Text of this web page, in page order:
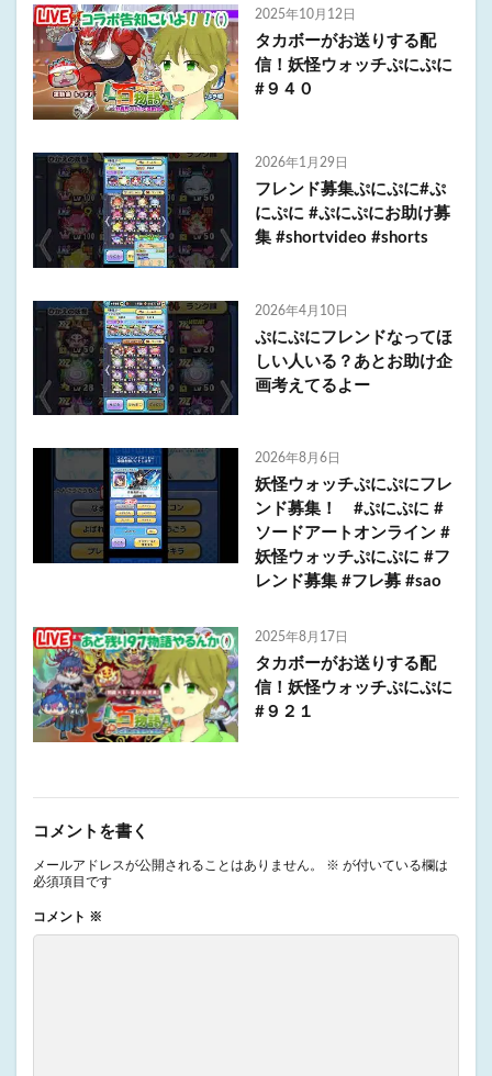
2025年10月12日
タカボーがお送りする配
信！妖怪ウォッチぷにぷに
#９４０
2026年1月29日
フレンド募集ぷにぷに#ぷ
にぷに #ぷにぷにお助け募
集 #shortvideo #shorts
2026年4月10日
ぷにぷにフレンドなってほ
しい人いる？あとお助け企
画考えてるよー
2026年8月6日
妖怪ウォッチぷにぷにフレ
ンド募集！ #ぷにぷに #
ソードアートオンライン #
妖怪ウォッチぷにぷに #フ
レンド募集 #フレ募 #sao
2025年8月17日
タカボーがお送りする配
信！妖怪ウォッチぷにぷに
#９２１
コメントを書く
メールアドレスが公開されることはありません。 ※ が付いている欄は
必須項目です
コメント ※